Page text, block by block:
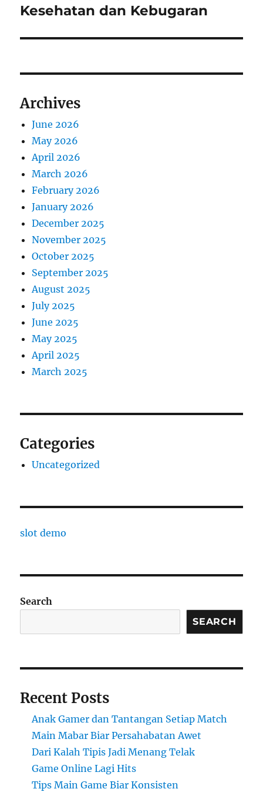
Kesehatan dan Kebugaran
Archives
June 2026
May 2026
April 2026
March 2026
February 2026
January 2026
December 2025
November 2025
October 2025
September 2025
August 2025
July 2025
June 2025
May 2025
April 2025
March 2025
Categories
Uncategorized
slot demo
Search
SEARCH
Recent Posts
Anak Gamer dan Tantangan Setiap Match
Main Mabar Biar Persahabatan Awet
Dari Kalah Tipis Jadi Menang Telak
Game Online Lagi Hits
Tips Main Game Biar Konsisten